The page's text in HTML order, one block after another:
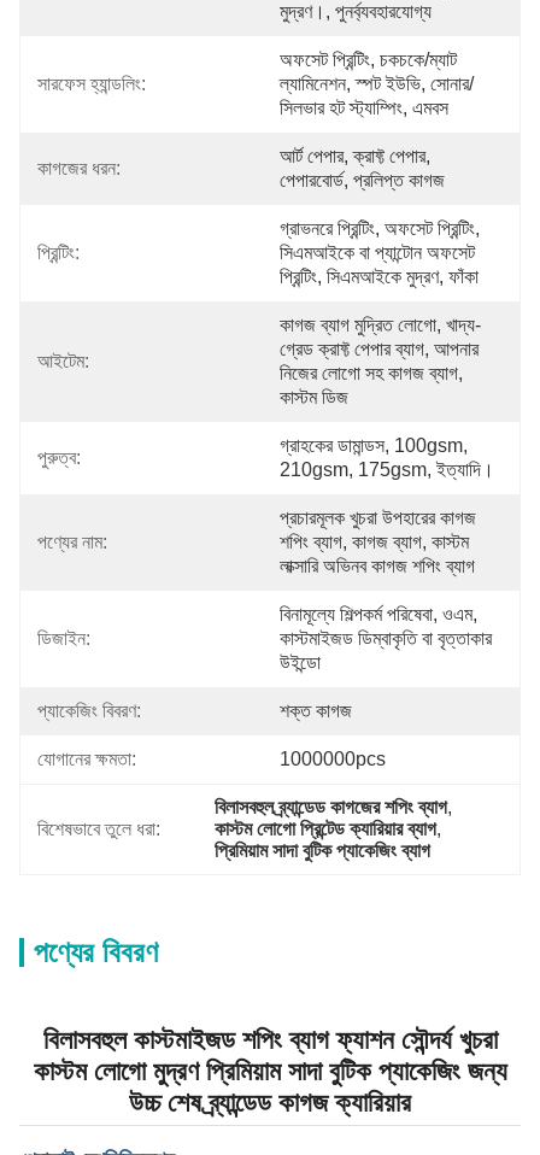
মুদ্রণ।, পুনর্ব্যবহারযোগ্য
সারফেস হ্যান্ডলিং:
অফসেট প্রিন্টিং, চকচকে/ম্যাট
ল্যামিনেশন, স্পট ইউভি, সোনার/
সিলভার হট স্ট্যাম্পিং, এমবস
কাগজের ধরন:
আর্ট পেপার, ক্রাফ্ট পেপার,
পেপারবোর্ড, প্রলিপ্ত কাগজ
প্রিন্টিং:
গ্রাভনরে প্রিন্টিং, অফসেট প্রিন্টিং,
সিএমআইকে বা প্যান্টোন অফসেট
প্রিন্টিং, সিএমআইকে মুদ্রণ, ফাঁকা
আইটেম:
কাগজ ব্যাগ মুদ্রিত লোগো, খাদ্য-
গ্রেড ক্রাফ্ট পেপার ব্যাগ, আপনার
নিজের লোগো সহ কাগজ ব্যাগ,
কাস্টম ডিজ
পুরুত্ব:
গ্রাহকের ডামান্ডস, 100gsm,
210gsm, 175gsm, ইত্যাদি।
পণ্যের নাম:
প্রচারমূলক খুচরা উপহারের কাগজ
শপিং ব্যাগ, কাগজ ব্যাগ, কাস্টম
লাক্সারি অভিনব কাগজ শপিং ব্যাগ
ডিজাইন:
বিনামূল্যে শিল্পকর্ম পরিষেবা, ওএম,
কাস্টমাইজড ডিম্বাকৃতি বা বৃত্তাকার
উইন্ডো
প্যাকেজিং বিবরণ: শক্ত কাগজ
যোগানের ক্ষমতা: 1000000pcs
বিশেষভাবে তুলে ধরা:
বিলাসবহুল ব্র্যান্ডেড কাগজের শপিং ব্যাগ,
কাস্টম লোগো প্রিন্টেড ক্যারিয়ার ব্যাগ,
প্রিমিয়াম সাদা বুটিক প্যাকেজিং ব্যাগ
পণ্যের বিবরণ
বিলাসবহুল কাস্টমাইজড শপিং ব্যাগ ফ্যাশন সৌন্দর্য খুচরা
কাস্টম লোগো মুদ্রণ প্রিমিয়াম সাদা বুটিক প্যাকেজিং জন্য
উচ্চ শেষ ব্র্যান্ডেড কাগজ ক্যারিয়ার